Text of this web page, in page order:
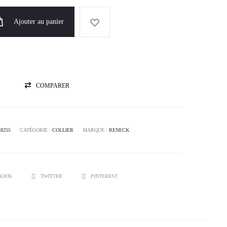
Ajouter au panier
COMPARER
CATÉGORIE : COLLIER MARQUE : RENECK
TWITTER PINTEREST